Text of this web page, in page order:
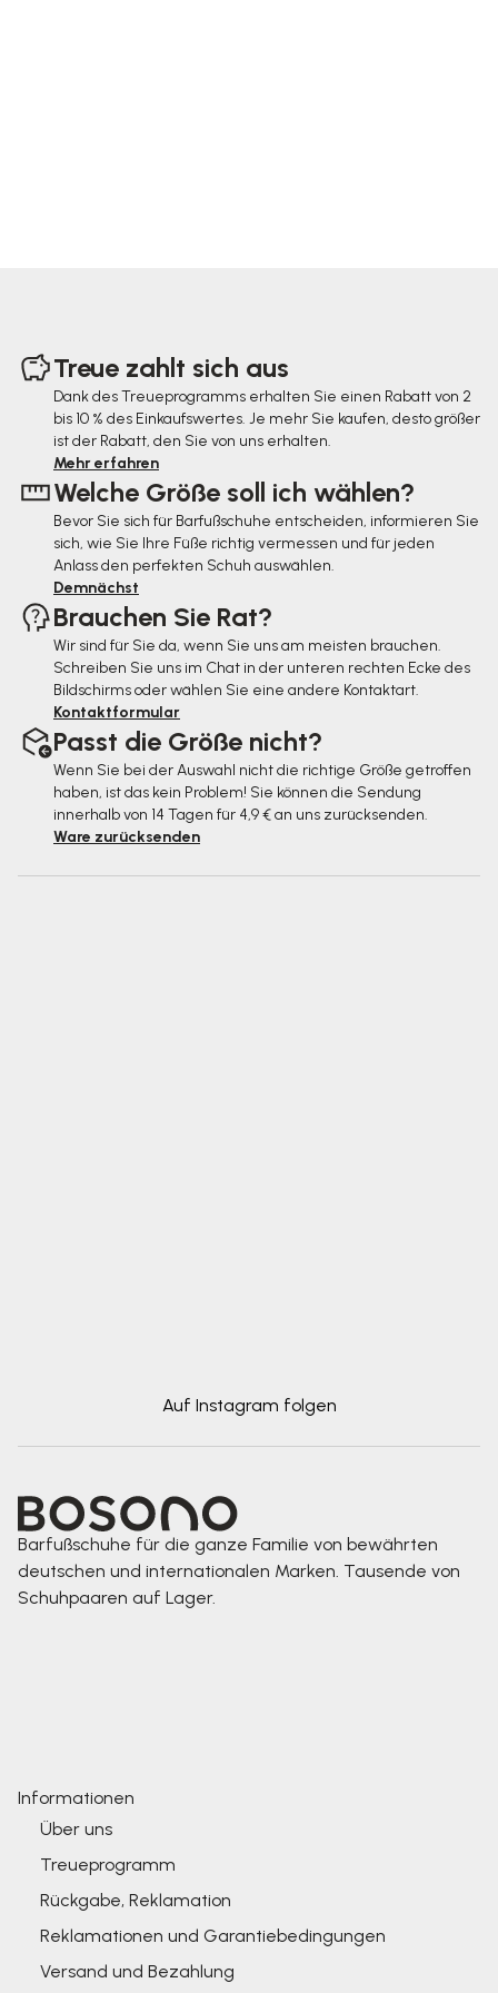
Treue zahlt sich aus
Dank des Treueprogramms erhalten Sie einen Rabatt von 2
bis 10 % des Einkaufswertes. Je mehr Sie kaufen, desto größer
ist der Rabatt, den Sie von uns erhalten.
Mehr erfahren
Welche Größe soll ich wählen?
Bevor Sie sich für Barfußschuhe entscheiden, informieren Sie
sich, wie Sie Ihre Füße richtig vermessen und für jeden
Anlass den perfekten Schuh auswählen.
Demnächst
Brauchen Sie Rat?
Wir sind für Sie da, wenn Sie uns am meisten brauchen.
Schreiben Sie uns im Chat in der unteren rechten Ecke des
Bildschirms oder wählen Sie eine andere Kontaktart.
Kontaktformular
Passt die Größe nicht?
Wenn Sie bei der Auswahl nicht die richtige Größe getroffen
haben, ist das kein Problem! Sie können die Sendung
innerhalb von 14 Tagen für 4,9 € an uns zurücksenden.
Ware zurücksenden
Auf Instagram folgen
Barfußschuhe für die ganze Familie von bewährten
deutschen und internationalen Marken. Tausende von
Schuhpaaren auf Lager.
Informationen
Über uns
Treueprogramm
Rückgabe, Reklamation
Reklamationen und Garantiebedingungen
Versand und Bezahlung